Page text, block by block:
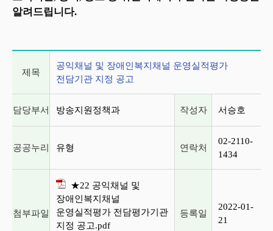
알려드립니다.
제목
공익채널 및 장애인복지채널 운영실적평가
전담기관 지정 공고
담당부서 방송지원정책과 작성자 서승호
공공누리 유형 연락처
02-2110-
1434
첨부파일
★22 공익채널 및
장애인복지채널
운영실적평가 전담평가기관
지정 공고.pdf
등록일
2022-01-
21